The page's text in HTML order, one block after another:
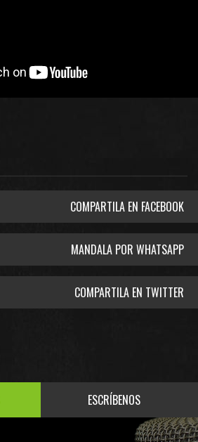
COMPARTILA EN FACEBOOK
MANDALA POR WHATSAPP
COMPARTILA EN TWITTER
ESCRÍBENOS